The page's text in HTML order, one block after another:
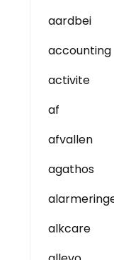
aardbei
accounting
activite
af
afvallen
agathos
alkcare